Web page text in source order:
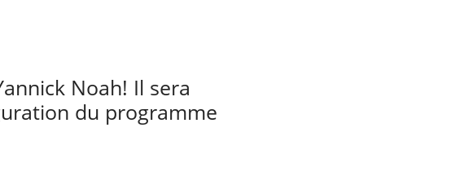
Noah! Il sera
du programme